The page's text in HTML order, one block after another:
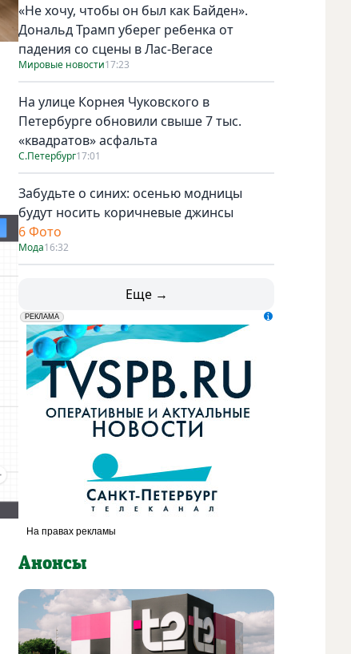
«Не хочу, чтобы он был как Байден».
Дональд Трамп уберег ребенка от
падения со сцены в Лас-Вегасе
Мировые новости17:23
На улице Корнея Чуковского в
Петербурге обновили свыше 7 тыс.
«квадратов» асфальта
С.Петербург17:01
Забудьте о синих: осенью модницы
будут носить коричневые джинсы
6 Фото
Мода16:32
Еще →
erid: LdtCK5udn
РЕКЛАМА
АО "ГАТР", ИНН: 7841320717
Анонсы